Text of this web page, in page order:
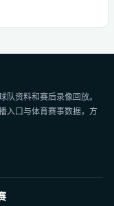
资料和赛后录像回放。
入口与体育赛事数据，方